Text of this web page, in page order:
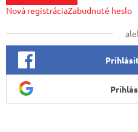
Nová registráciaZabudnuté heslo